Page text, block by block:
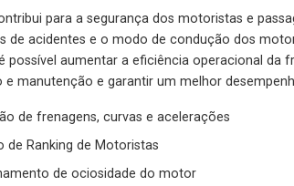
para a segurança dos motoristas e
de acidentes e o modo de condução dos
possível aumentar a eficiência operacional da
e manutenção e garantir um melhor
de frenagens, curvas e acelerações
de Ranking de Motoristas
de ociosidade do motor